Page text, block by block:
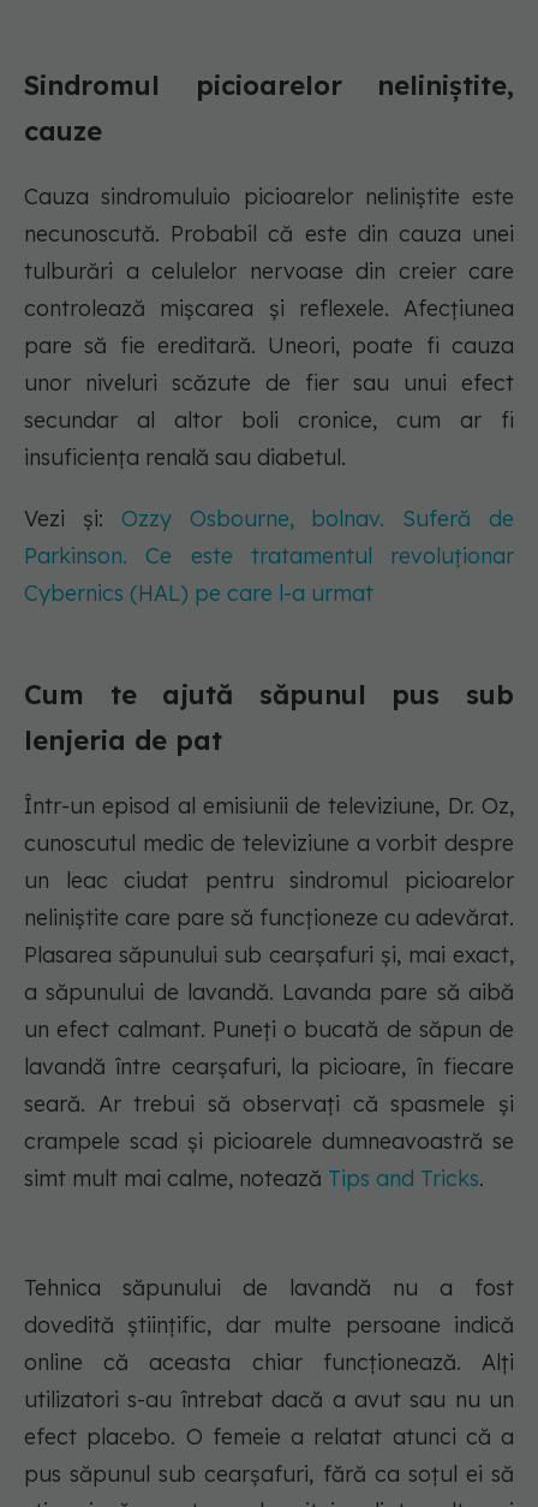
Sindromul picioarelor neliniștite,
cauze
Cauza sindromuluio picioarelor neliniștite este
necunoscută. Probabil că este din cauza unei
tulburări a celulelor nervoase din creier care
controlează mișcarea și reflexele. Afecțiunea
pare să fie ereditară. Uneori, poate fi cauza
unor niveluri scăzute de fier sau unui efect
secundar al altor boli cronice, cum ar fi
insuficiența renală sau diabetul.
Vezi și: Ozzy Osbourne, bolnav. Suferă de
Parkinson. Ce este tratamentul revoluționar
Cybernics (HAL) pe care l-a urmat
Cum te ajută săpunul pus sub
lenjeria de pat
Într-un episod al emisiunii de televiziune, Dr. Oz,
cunoscutul medic de televiziune a vorbit despre
un leac ciudat pentru sindromul picioarelor
neliniștite care pare să funcționeze cu adevărat.
Plasarea săpunului sub cearșafuri și, mai exact,
a săpunului de lavandă. Lavanda pare să aibă
un efect calmant. Puneți o bucată de săpun de
lavandă între cearșafuri, la picioare, în fiecare
seară. Ar trebui să observați că spasmele și
crampele scad și picioarele dumneavoastră se
simt mult mai calme, notează Tips and Tricks.
Tehnica săpunului de lavandă nu a fost
dovedită științific, dar multe persoane indică
online că aceasta chiar funcționează. Alți
utilizatori s-au întrebat dacă a avut sau nu un
efect placebo. O femeie a relatat atunci că a
pus săpunul sub cearșafuri, fără ca soțul ei să